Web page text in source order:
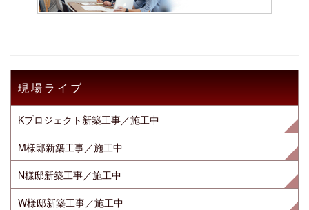
現場ライブ
Kプロジェクト新築工事／施工中
M様邸新築工事／施工中
N様邸新築工事／施工中
W様邸新築工事／施工中